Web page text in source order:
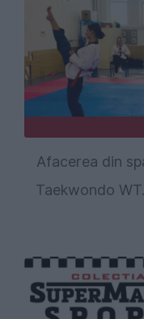
Afacerea din
Taekwondo